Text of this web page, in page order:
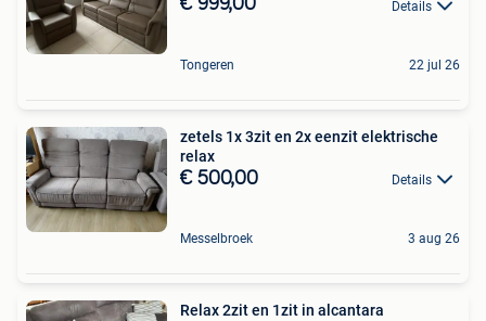
€ 999,00 Details
Tongeren 22 jul 26
zetels 1x 3zit en 2x eenzit elektrische
relax
€ 500,00 Details
Messelbroek 3 aug 26
Relax 2zit en 1zit in alcantara